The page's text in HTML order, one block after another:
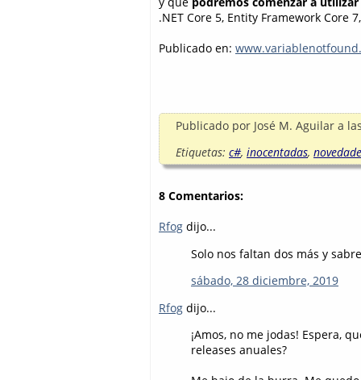
.NET Core 5, Entity Framework Core
Publicado en:
Publicado por José M. Aguilar a
Etiquetas: c#, inocentadas,
8 Comentarios:
Rfog dijo...
Solo nos faltan dos más y
sábado, 28 diciembre, 2019
Rfog dijo...
¡Amos, no me jodas! Espera,
releases anuales?